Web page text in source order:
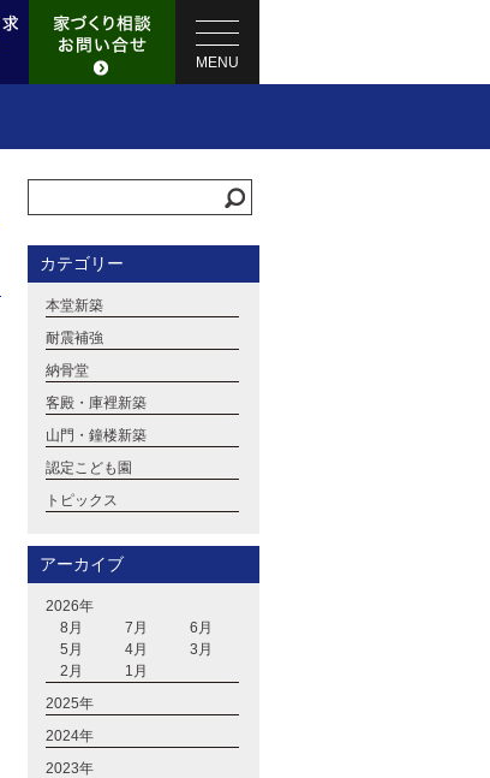
MENU
カテゴリー
本堂新築
耐震補強
納骨堂
客殿・庫裡新築
山門・鐘楼新築
認定こども園
トピックス
アーカイブ
2026年
8月
7月
6月
5月
4月
3月
2月
1月
2025年
2024年
2023年